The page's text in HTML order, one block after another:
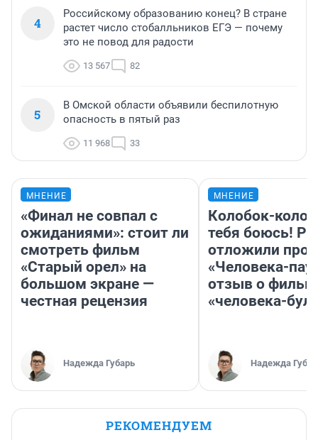
4
Российскому образованию конец? В стране
растет число стобалльников ЕГЭ — почему
это не повод для радости
13 567 82
5
В Омской области объявили беспилотную
опасность в пятый раз
11 968 33
МНЕНИЕ
«Финал не совпал с
ожиданиями»: стоит ли
смотреть фильм
«Старый орел» на
большом экране —
честная рецензия
Надежда Губарь
МНЕНИЕ
Колобок-
тебя боюсь!
отложили
«Человека-
отзыв о
«человека-
Надежда
РЕКОМЕНДУЕМ